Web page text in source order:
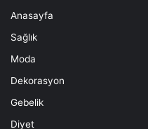
Anasayfa
Sağlık
Moda
Dekorasyon
Gebelik
Diyet